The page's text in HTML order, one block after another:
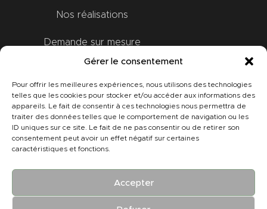
Gérer le consentement
Pour offrir les meilleures expériences, nous utilisons des technologies
telles que les cookies pour stocker et/ou accéder aux informations des
appareils. Le fait de consentir à ces technologies nous permettra de
traiter des données telles que le comportement de navigation ou les
ID uniques sur ce site. Le fait de ne pas consentir ou de retirer son
consentement peut avoir un effet négatif sur certaines
caractéristiques et fonctions.
Accepter
Nos réalisations
Demande sur mesure
Contact
A propos
Mon compte
Tous droits réservés © |CGV|Mentions